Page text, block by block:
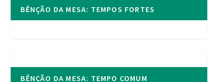
BÊNÇÃO DA MESA: TEMPOS FORTES
BÊNÇÃO DA MESA: TEMPO COMUM